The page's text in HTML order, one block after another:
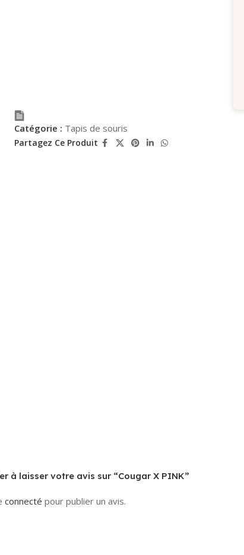
Catégorie : Tapis de souris
Partagez Ce Produit
à laisser votre avis sur “Cougar X PINK”
connecté pour publier un avis.